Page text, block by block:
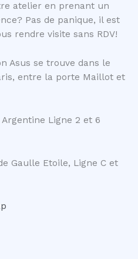
atelier en prenant un
Pas de panique, il est
rendre visite sans RDV!
Asus se trouve dans le
entre la porte Maillot et
Ligne 2 et 6
Gaulle Etoile, Ligne C et